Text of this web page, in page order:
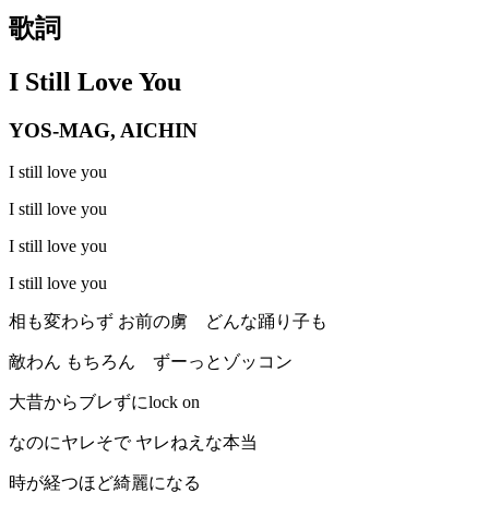
歌詞
I Still Love You
YOS-MAG, AICHIN
I still love you
I still love you
I still love you
I still love you
相も変わらず お前の虜 どんな踊り子も
敵わん もちろん ずーっとゾッコン
大昔からブレずにlock on
なのにヤレそで ヤレねえな本当
時が経つほど綺麗になる